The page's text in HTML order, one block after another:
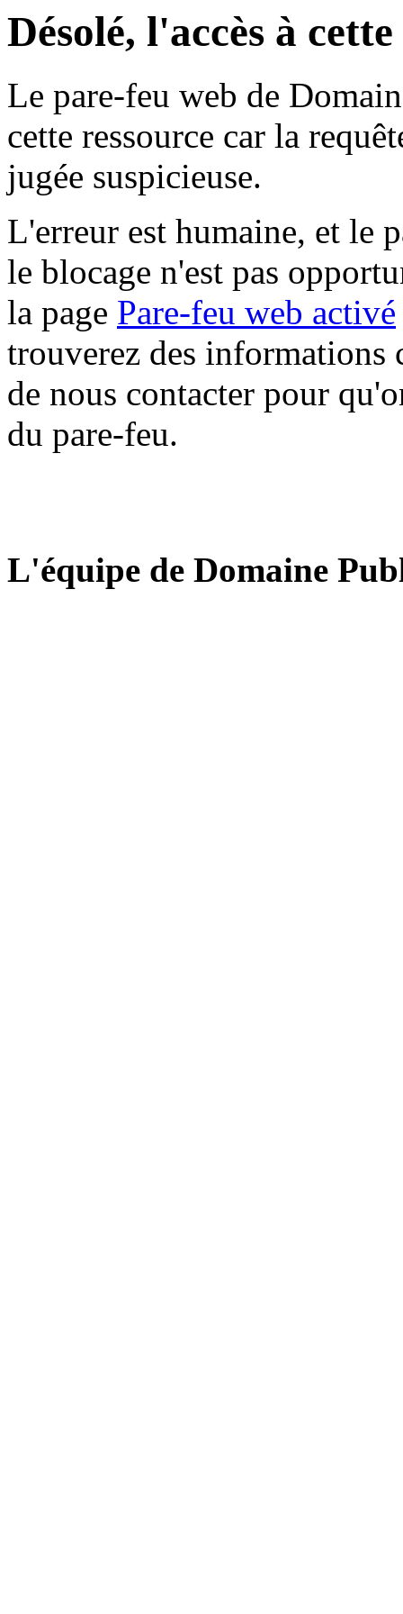
Désolé, l'accès à
Le pare-feu web de
cette ressource car la
jugée suspicieuse.
L'erreur est humaine, et le
le blocage n'est pas
la page Pare-feu web activé
trouverez des informations
de nous contacter pour
du pare-feu.
L'équipe de Domaine